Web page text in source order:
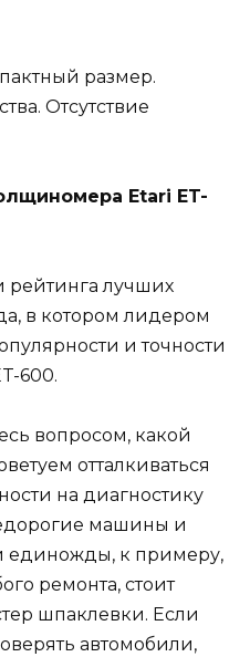
размер.
Отсутствие
Etari ET-
рейтинга лучших
в котором лидером
и точности
600.
вопросом, какой
отталкиваться
на диагностику
машины и
единожды, к примеру,
ремонта, стоит
шпаклевки. Если
автомобили,